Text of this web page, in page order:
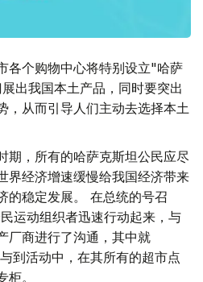
各个购物中心将特别设立"哈萨
出我国本土产品，同时要突出
，从而引导人们主动去选择本土
期，所有的哈萨克斯坦公民应尽
界经济增速缓慢给我国经济带来
的稳定发展。 在总统的号召
运动组织者迅速行动起来，与
厂商进行了沟通，其中就
到活动中，在其所有的超市点
。